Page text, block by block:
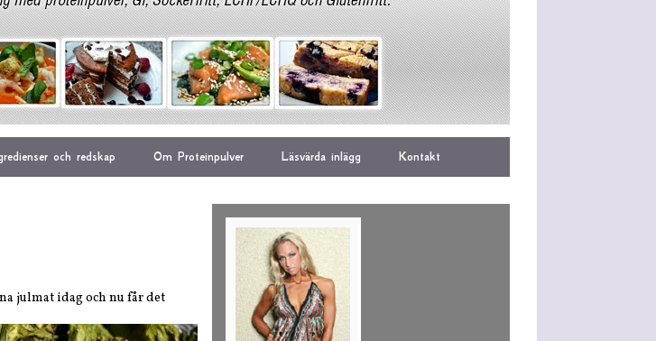
och redskap Om Proteinpulver Läsvärda inlägg Kontakt
julmat idag och nu får det